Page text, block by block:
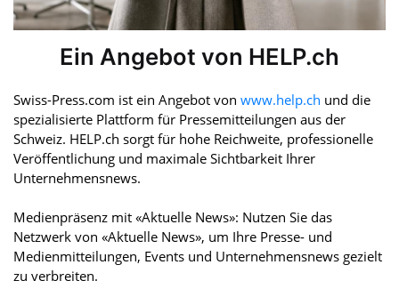
Ein Angebot von HELP.ch
Swiss-Press.com ist ein Angebot von www.help.ch und die
spezialisierte Plattform für Pressemitteilungen aus der
Schweiz. HELP.ch sorgt für hohe Reichweite, professionelle
Veröffentlichung und maximale Sichtbarkeit Ihrer
Unternehmensnews.
Medienpräsenz mit «Aktuelle News»: Nutzen Sie das
Netzwerk von «Aktuelle News», um Ihre Presse- und
Medienmitteilungen, Events und Unternehmensnews gezielt
zu verbreiten.